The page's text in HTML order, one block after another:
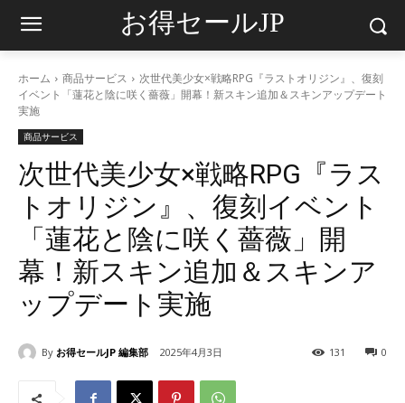
お得セールJP
ホーム 商品サービス
次世代美少女×戦略RPG『ラストオリジン』、復刻
イベント「蓮花と陰に咲く薔薇」開幕！新スキン追加＆スキンアップデート
実施
商品サービス
次世代美少女×戦略RPG『ラス
トオリジン』、復刻イベント
「蓮花と陰に咲く薔薇」開
幕！新スキン追加＆スキンア
ップデート実施
By お得セールJP 編集部 2025年4月3日 0
131